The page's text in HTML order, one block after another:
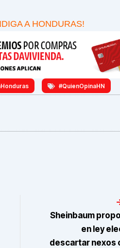
A HONDURAS!
#QuienOpinaHN
Sheinbaum
en ley
descartar nexos